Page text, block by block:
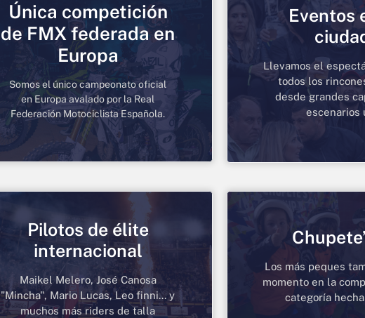
Única competición
de FMX federada en
Europa
Somos el único campeonato oficial
en Europa avalado por la Real
Federación Motociclista Española.
Eventos
Llevamos el
todos los
desde grandes
escenarios
Pilotos de élite
internacional
Maikel Melero, José Canosa
"Mincha", Mario Lucas, Leo finni... y
muchos más riders de talla
Los más peques
momento en la
categoría